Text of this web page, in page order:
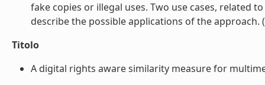
fake copies or illegal uses. Two use cases, related
describe the possible applications of the approach.
Titolo
A digital rights aware similarity measure for